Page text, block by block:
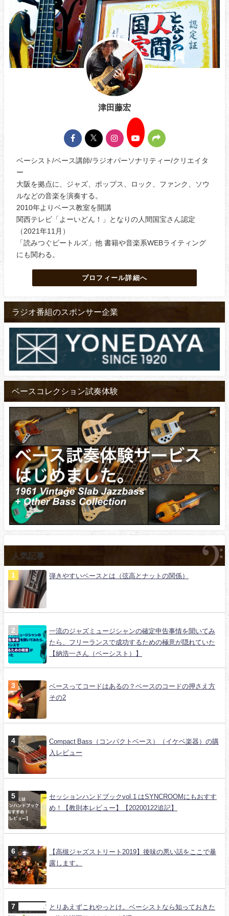
津田藤宏
ベーシスト/ベース講師/ラジオパーソナリティー/クリエイタ
ー
大阪を拠点に、ジャズ、ポップス、ロック、ファンク、ソウ
ルなどの音楽を演奏する。
2010年よりベース教室を開講
関西テレビ「よーいどん！」となりの人間国宝さん認定
（2021年11月）
「読みつぐビートルズ」他 書籍や音楽系WEBライティング
にも関わる。
プロフィール詳細へ
ラジオ番組のスポンサー企業
ベースコレクション試奏体験
人気記事
弾きやすいベースとは（弦高とナットの関係）
一流のジャズミュージシャンの確定申告事情を聞いてみ
たら、フリーランスで成功するための極意が隠れていた
【納浩一さん（ベーシスト）】
ベースってコードはあるの？ベースのコードの押さえ方
その2
Compact Bass（コンパクトベース）（イケベ楽器）の購
入レビュー
セッションハンドブックvol.1 はSYNCROOMにもおすす
め！【教則本レビュー】【20200122追記】
【高槻ジャズストリート2019】後味の悪い話をここで暴
露します。
とりあえずこれやっとけ。ベーシストなら知っておきた